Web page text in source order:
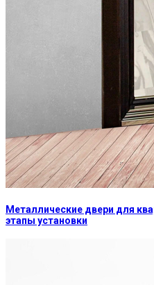
Металлические двери для
этапы установки